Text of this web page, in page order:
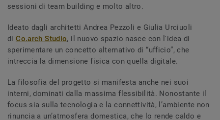
sessioni di team building e molto altro.
Ideato dagli architetti Andrea Pezzoli e Giulia Urciuoli
diCo.arch Studio, il nuovo spazio nasce con l'idea di
sperimentare un concetto alternativo di “ufficio”, che
intreccia la dimensione fisica con quella digitale.
La filosofia del progetto si manifesta anche nei suoi
interni, dominati dalla massima flessibilità. Nonostante il
focus sia sulla tecnologia e la connettività, l’ambiente non
rinuncia a un’atmosfera domestica, che lo rende caldo e